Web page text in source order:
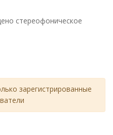
стереофоническое
зарегистрированные